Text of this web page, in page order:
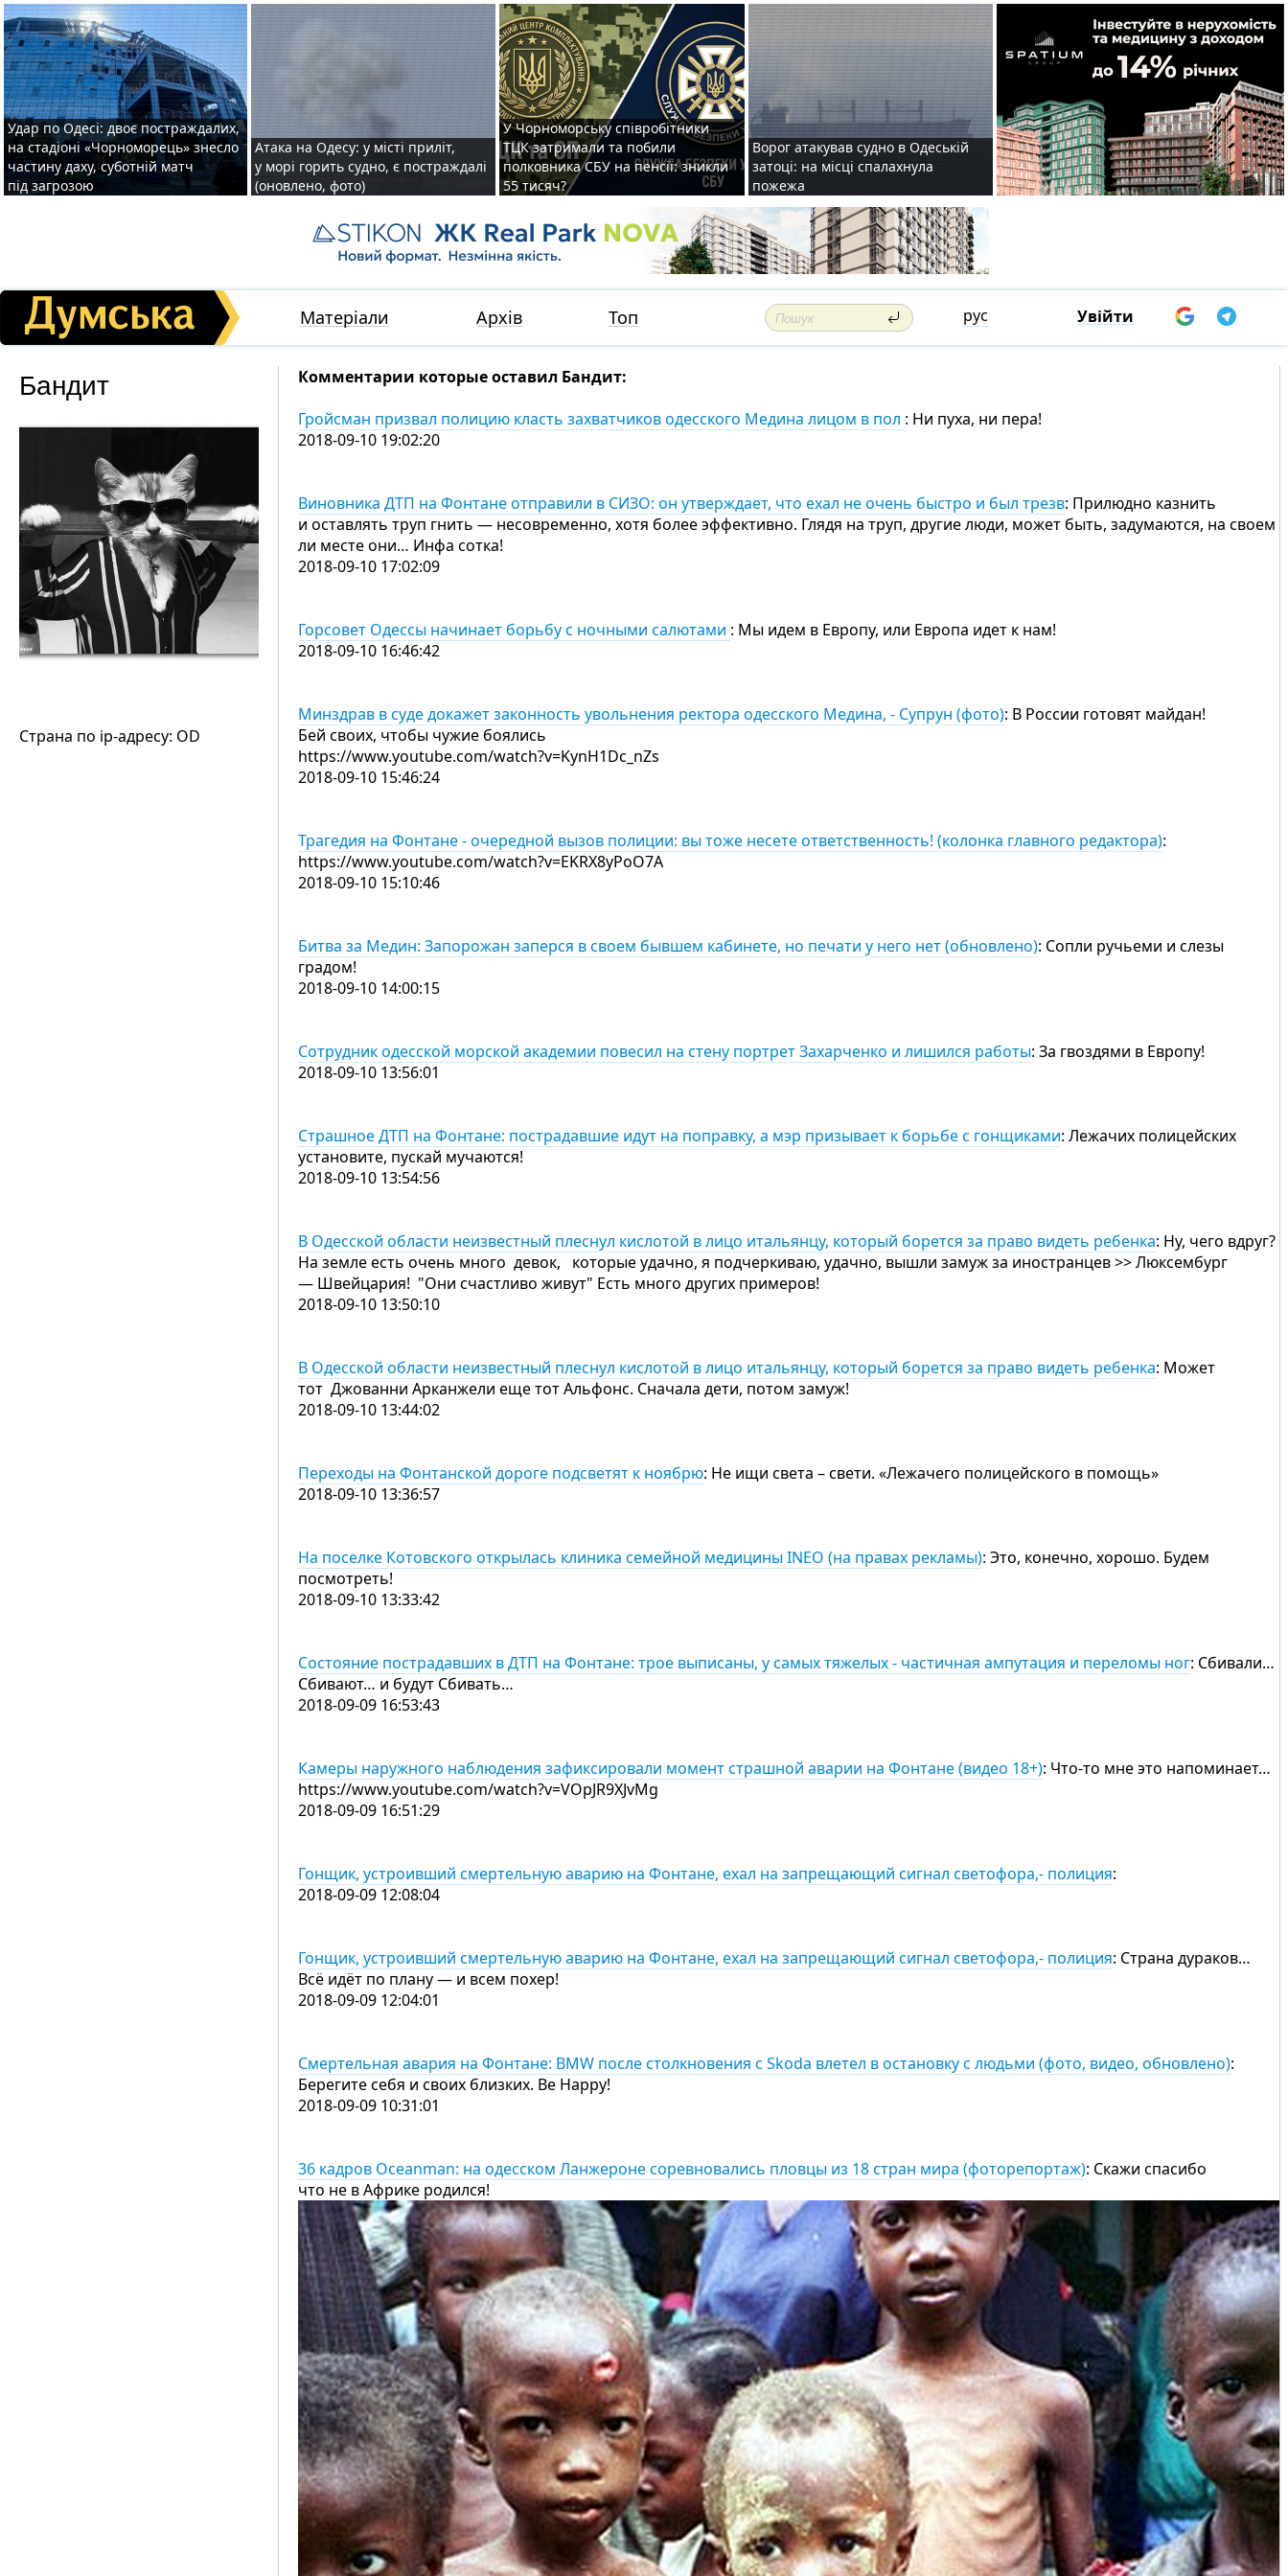
Удар по Одесі: двоє постраждалих,
на стадіоні «Чорноморець» знесло
частину даху, суботній матч
під загрозою
Атака на Одесу: у місті приліт,
у морі горить судно, є постраждалі
(оновлено, фото)
У Чорноморську співробітники
ТЦК затримали та побили
полковника СБУ на пенсії: зникли
55 тисяч?
Ворог атакував судно в Одеській
затоці: на місці спалахнула
пожежа
Матеріали Архів Топ рус Увійти
Бандит
Страна по ip-адресу: OD
Комментарии которые оставил Бандит:
Гройсман призвал полицию класть захватчиков одесского Медина лицом в пол : Ни пуха, ни пера!
2018-09-10 19:02:20
Виновника ДТП на Фонтане отправили в СИЗО: он утверждает, что ехал не очень быстро и был трезв: Прилюдно казнить
и оставлять труп гнить — несовременно, хотя более эффективно. Глядя на труп, другие люди, может быть, задумаются, на своем
ли месте они… Инфа сотка!
2018-09-10 17:02:09
Горсовет Одессы начинает борьбу с ночными салютами : Мы идем в Европу, или Европа идет к нам!
2018-09-10 16:46:42
Минздрав в суде докажет законность увольнения ректора одесского Медина, - Супрун (фото): В России готовят майдан!
Бей своих, чтобы чужие боялись
https://www.youtube.com/watch?v=KynH1Dc_nZs
2018-09-10 15:46:24
Трагедия на Фонтане - очередной вызов полиции: вы тоже несете ответственность! (колонка главного редактора):
https://www.youtube.com/watch?v=EKRX8yPoO7A
2018-09-10 15:10:46
Битва за Медин: Запорожан заперся в своем бывшем кабинете, но печати у него нет (обновлено): Сопли ручьеми и слезы
градом!
2018-09-10 14:00:15
Сотрудник одесской морской академии повесил на стену портрет Захарченко и лишился работы: За гвоздями в Европу!
2018-09-10 13:56:01
Страшное ДТП на Фонтане: пострадавшие идут на поправку, а мэр призывает к борьбе с гонщиками: Лежачих полицейских
установите, пускай мучаются!
2018-09-10 13:54:56
В Одесской области неизвестный плеснул кислотой в лицо итальянцу, который борется за право видеть ребенка: Ну, чего вдруг?
На земле есть очень много девок, которые удачно, я подчеркиваю, удачно, вышли замуж за иностранцев >> Люксембург
— Швейцария! "Они счастливо живут" Есть много других примеров!
2018-09-10 13:50:10
В Одесской области неизвестный плеснул кислотой в лицо итальянцу, который борется за право видеть ребенка: Может
тот Джованни Арканжели еще тот Альфонс. Сначала дети, потом замуж!
2018-09-10 13:44:02
Переходы на Фонтанской дороге подсветят к ноябрю: Не ищи света – свети. «Лежачего полицейского в помощь»
2018-09-10 13:36:57
На поселке Котовского открылась клиника семейной медицины INEO (на правах рекламы): Это, конечно, хорошо. Будем
посмотреть!
2018-09-10 13:33:42
Состояние пострадавших в ДТП на Фонтане: трое выписаны, у самых тяжелых - частичная ампутация и переломы ног: Сбивали…
Сбивают… и будут Сбивать…
2018-09-09 16:53:43
Камеры наружного наблюдения зафиксировали момент страшной аварии на Фонтане (видео 18+): Что-то мне это напоминает…
https://www.youtube.com/watch?v=VOpJR9XJvMg
2018-09-09 16:51:29
Гонщик, устроивший смертельную аварию на Фонтане, ехал на запрещающий сигнал светофора,- полиция:
2018-09-09 12:08:04
Гонщик, устроивший смертельную аварию на Фонтане, ехал на запрещающий сигнал светофора,- полиция: Страна дураков…
Всё идёт по плану — и всем похер!
2018-09-09 12:04:01
Смертельная авария на Фонтане: BMW после столкновения с Skoda влетел в остановку с людьми (фото, видео, обновлено):
Берегите себя и своих близких. Be Happy!
2018-09-09 10:31:01
36 кадров Oceanman: на одесском Ланжероне соревновались пловцы из 18 стран мира (фоторепортаж): Скажи спасибо
что не в Африке родился!